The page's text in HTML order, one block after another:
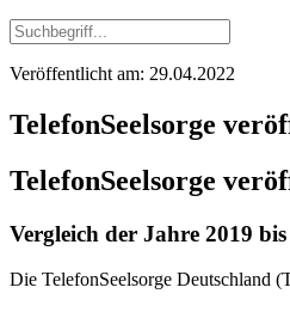
Veröffentlicht am: 29.04.2022
TelefonSeelsorge
TelefonSeelsorge
Vergleich der Jahre 2019
Die TelefonSeelsorge Deutschland